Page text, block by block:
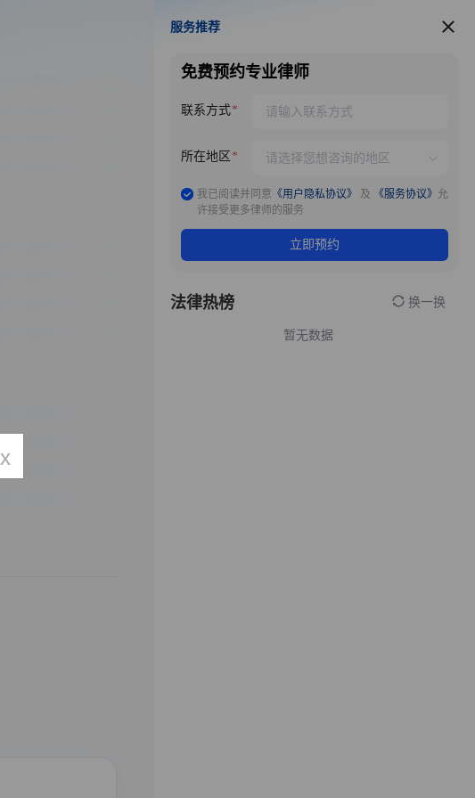
服务推荐
服务推荐
免费预约专业律师
联系方式
所在地区
我已阅读并同意 《用户隐私协议》 及 《服务协议》 允
许接受更多律师的服务
立即预约
法律热榜 换一换
暂无数据
x